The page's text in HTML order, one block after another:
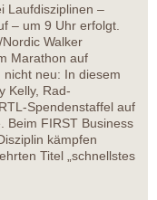
Laufdisziplinen –
– um 9 Uhr erfolgt.
Walker
Marathon auf
neu: In diesem
Kelly, Rad-
Spendenstaffel auf
Beim FIRST Business
kämpfen
Titel „schnellstes